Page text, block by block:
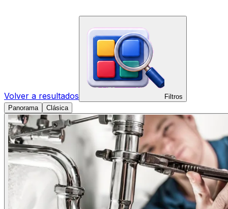
Volver a resultados
Filtros
Panorama
Clásica